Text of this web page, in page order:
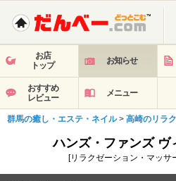
お店
トップ
お知らせ
おすすめ
レビュー
メニュー
群馬の癒し・エステ・ネイル> 高崎のリラ
ハンズ・ファンズ ヴ
[リラクゼーション・マッサ